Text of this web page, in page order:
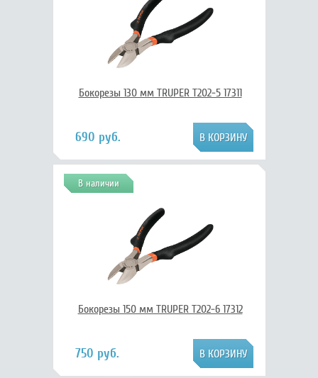
Бокорезы 130 мм TRUPER T202-5 17311
690 руб.
В наличии
Бокорезы 150 мм TRUPER T202-6 17312
750 руб.